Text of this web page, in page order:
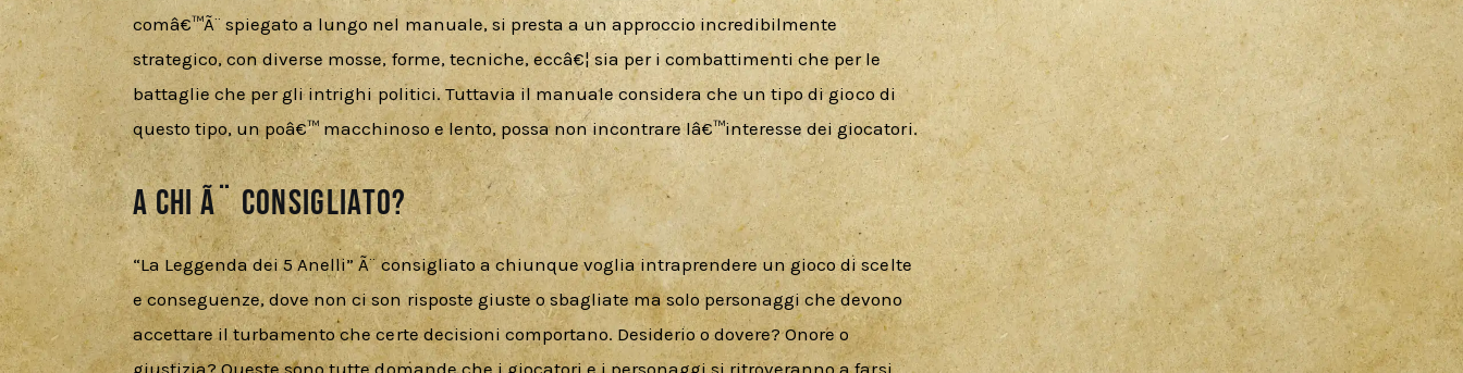
comâ€™Ã¨ spiegato a lungo nel manuale, si presta a un approccio incredibilmente
strategico, con diverse mosse, forme, tecniche, eccâ€¦ sia per i combattimenti che per le
battaglie che per gli intrighi politici. Tuttavia il manuale considera che un tipo di gioco di
questo tipo, un poâ€™ macchinoso e lento, possa non incontrare lâ€™interesse dei giocatori.
A chi Ã¨ consigliato?
“La Leggenda dei 5 Anelli” Ã¨ consigliato a chiunque voglia intraprendere un gioco di scelte
e conseguenze, dove non ci son risposte giuste o sbagliate ma solo personaggi che devono
accettare il turbamento che certe decisioni comportano. Desiderio o dovere? Onore o
giustizia? Queste sono tutte domande che i giocatori e i personaggi si ritroveranno a farsi